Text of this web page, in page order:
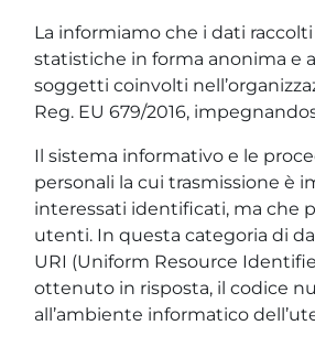
La informiamo che i dati
statistiche in forma anonima e
soggetti coinvolti
Reg. EU 679/2016,
Il sistema informativo e le
personali la cui trasmissione è
interessati identificati, ma che
utenti. In questa categoria di
URI (Uniform Resource
ottenuto in risposta, il codice
all’ambiente informatico